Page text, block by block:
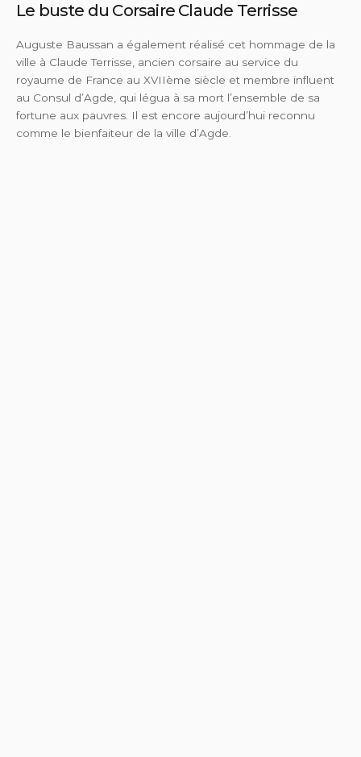
Le buste du Corsaire Claude Terrisse
Auguste Baussan a également réalisé cet hommage de la
ville à Claude Terrisse, ancien corsaire au service du
royaume de France au XVIIème siècle et membre influent
au Consul d’Agde, qui légua à sa mort l’ensemble de sa
fortune aux pauvres. Il est encore aujourd’hui reconnu
comme le bienfaiteur de la ville d’Agde.